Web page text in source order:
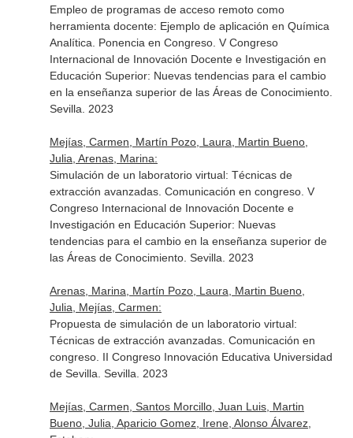
Empleo de programas de acceso remoto como
herramienta docente: Ejemplo de aplicación en Química
Analítica. Ponencia en Congreso. V Congreso
Internacional de Innovación Docente e Investigación en
Educación Superior: Nuevas tendencias para el cambio
en la enseñanza superior de las Áreas de Conocimiento.
Sevilla. 2023
Mejías, Carmen, Martín Pozo, Laura, Martin Bueno,
Julia, Arenas, Marina:
Simulación de un laboratorio virtual: Técnicas de
extracción avanzadas. Comunicación en congreso. V
Congreso Internacional de Innovación Docente e
Investigación en Educación Superior: Nuevas
tendencias para el cambio en la enseñanza superior de
las Áreas de Conocimiento. Sevilla. 2023
Arenas, Marina, Martín Pozo, Laura, Martin Bueno,
Julia, Mejías, Carmen:
Propuesta de simulación de un laboratorio virtual:
Técnicas de extracción avanzadas. Comunicación en
congreso. II Congreso Innovación Educativa Universidad
de Sevilla. Sevilla. 2023
Mejías, Carmen, Santos Morcillo, Juan Luis, Martin
Bueno, Julia, Aparicio Gomez, Irene, Alonso Álvarez,